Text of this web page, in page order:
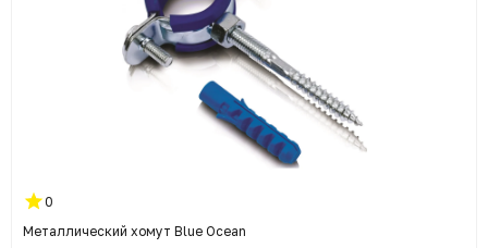
0
Металлический хомут Blue Ocean